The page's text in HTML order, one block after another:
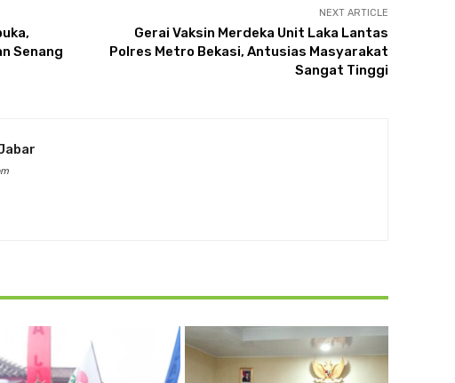
Senang
NEXT ARTICLE
Gerai Vaksin Merdeka Unit Laka Lantas
Polres Metro Bekasi, Antusias Masyarakat
Sangat Tinggi